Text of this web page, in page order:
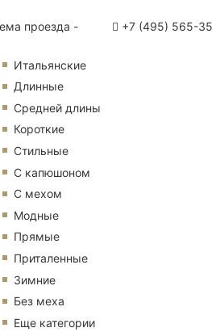
проезда - +7 (495) 565-
Итальянские
Длинные
Средней длины
Короткие
Стильные
С капюшоном
С мехом
Модные
Прямые
Приталенные
Зимние
Без меха
Еще категории